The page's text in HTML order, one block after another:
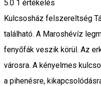
5.0 1 értékelés
Kulcsosház felszereltség
található. A Maroshévíz
fenyőfák veszik körül. Az
városra. A kényelmes
a pihenésre,